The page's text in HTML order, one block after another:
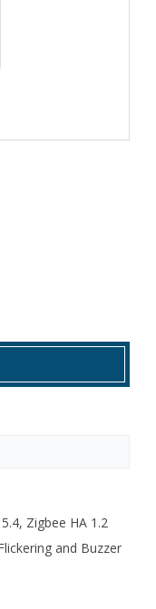
Zigbee HA 1.2
and Buzzer